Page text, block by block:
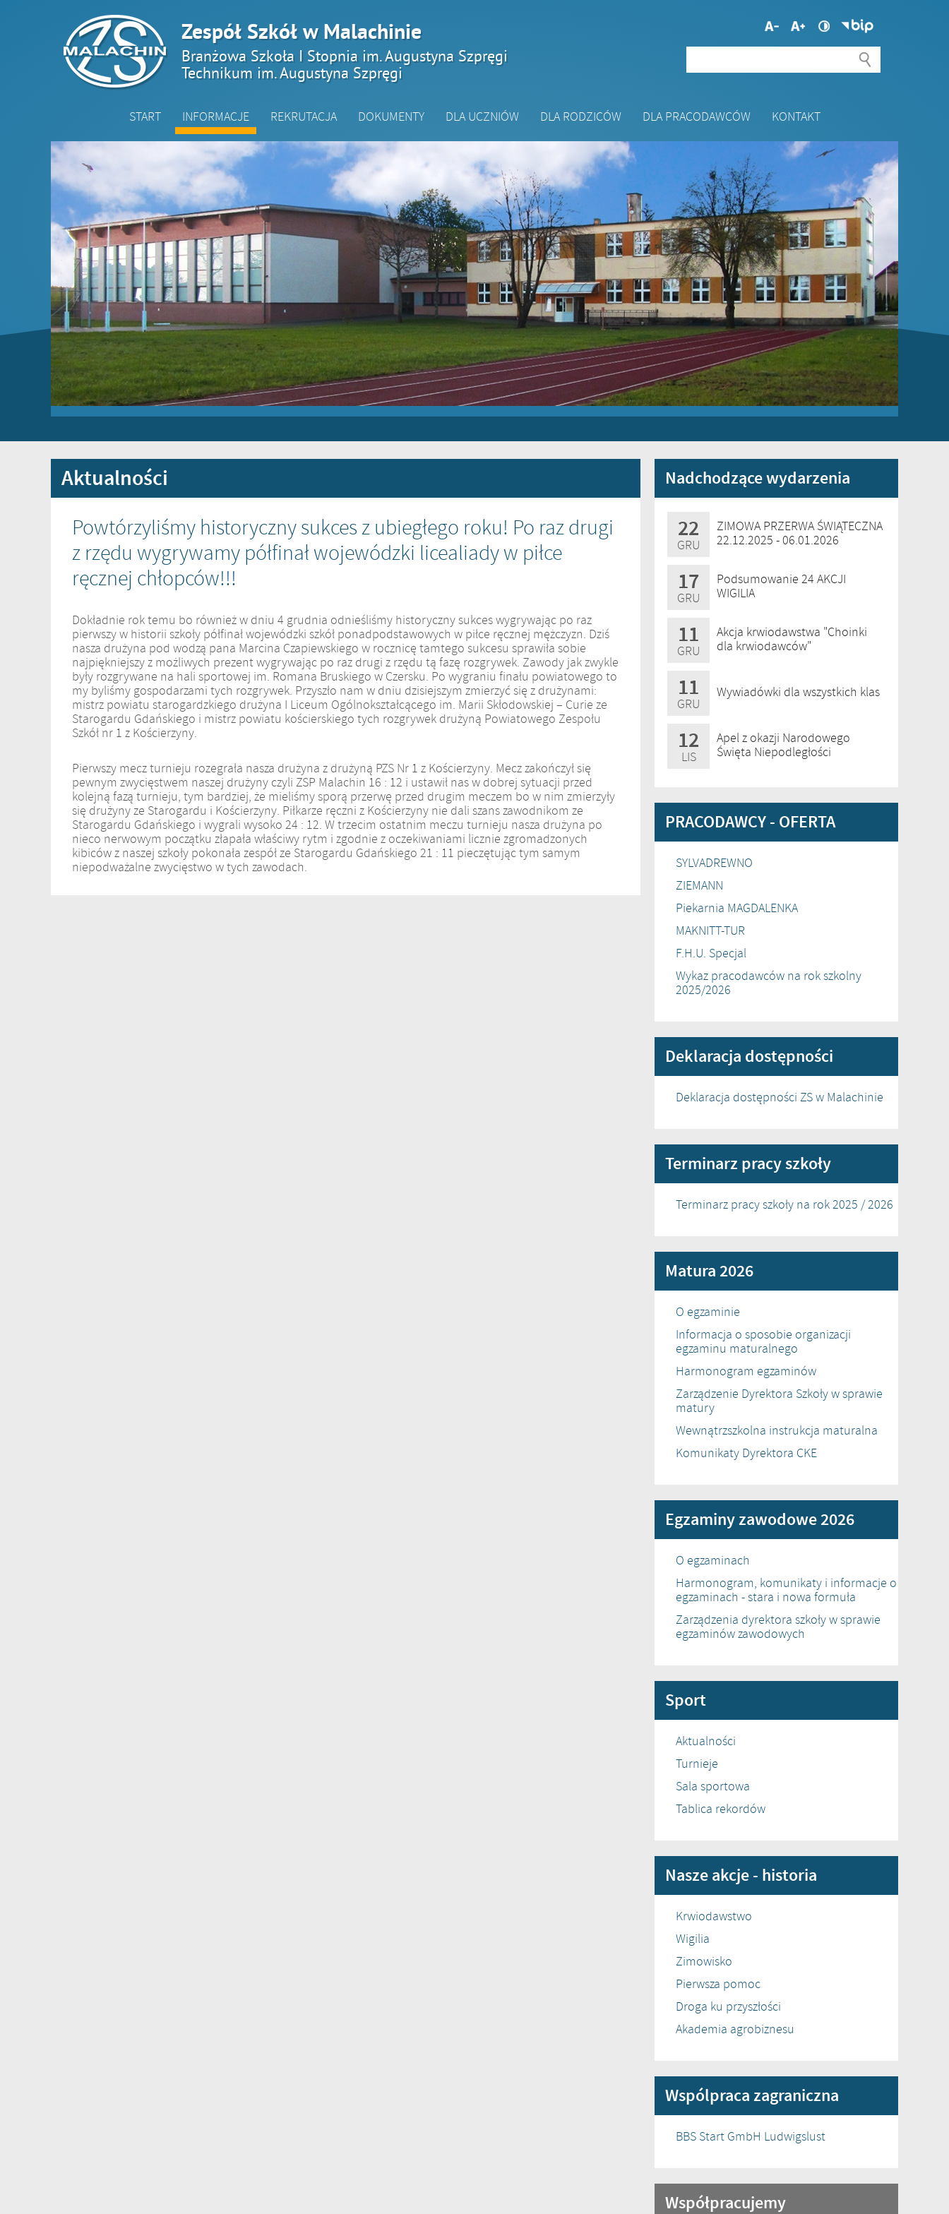
Zespół Szkół w Malachinie
Branżowa Szkoła I Stopnia im. Augustyna Szpręgi
Technikum im. Augustyna Szpręgi
START INFORMACJE REKRUTACJA DOKUMENTY DLA UCZNIÓW DLA RODZICÓW DLA PRACODAWCÓW KONTAKT
Aktualności
Powtórzyliśmy historyczny sukces z ubiegłego roku! Po raz drugi
z rzędu wygrywamy półfinał wojewódzki licealiady w piłce
ręcznej chłopców!!!
Dokładnie rok temu bo również w dniu 4 grudnia odnieśliśmy historyczny sukces wygrywając po raz
pierwszy w historii szkoły półfinał wojewódzki szkół ponadpodstawowych w piłce ręcznej mężczyzn. Dziś
nasza drużyna pod wodzą pana Marcina Czapiewskiego w rocznicę tamtego sukcesu sprawiła sobie
najpiękniejszy z możliwych prezent wygrywając po raz drugi z rzędu tą fazę rozgrywek. Zawody jak zwykle
były rozgrywane na hali sportowej im. Romana Bruskiego w Czersku. Po wygraniu finału powiatowego to
my byliśmy gospodarzami tych rozgrywek. Przyszło nam w dniu dzisiejszym zmierzyć się z drużynami:
mistrz powiatu starogardzkiego drużyna I Liceum Ogólnokształcącego im. Marii Skłodowskiej – Curie ze
Starogardu Gdańskiego i mistrz powiatu kościerskiego tych rozgrywek drużyną Powiatowego Zespołu
Szkół nr 1 z Kościerzyny.
Pierwszy mecz turnieju rozegrała nasza drużyna z drużyną PZS Nr 1 z Kościerzyny. Mecz zakończył się
pewnym zwycięstwem naszej drużyny czyli ZSP Malachin 16 : 12 i ustawił nas w dobrej sytuacji przed
kolejną fazą turnieju, tym bardziej, że mieliśmy sporą przerwę przed drugim meczem bo w nim zmierzyły
się drużyny ze Starogardu i Kościerzyny. Piłkarze ręczni z Kościerzyny nie dali szans zawodnikom ze
Starogardu Gdańskiego i wygrali wysoko 24 : 12. W trzecim ostatnim meczu turnieju nasza drużyna po
nieco nerwowym początku złapała właściwy rytm i zgodnie z oczekiwaniami licznie zgromadzonych
kibiców z naszej szkoły pokonała zespół ze Starogardu Gdańskiego 21 : 11 pieczętując tym samym
niepodważalne zwycięstwo w tych zawodach.
Nadchodzące wydarzenia
22
GRU
ZIMOWA PRZERWA ŚWIĄTECZNA
22.12.2025 - 06.01.2026
17
GRU
Podsumowanie 24 AKCJI
WIGILIA
11
GRU
Akcja krwiodawstwa "Choinki
dla krwiodawców"
11
GRU
Wywiadówki dla wszystkich klas
12
LIS
Apel z okazji Narodowego
Święta Niepodległości
PRACODAWCY - OFERTA
SYLVADREWNO
ZIEMANN
Piekarnia MAGDALENKA
MAKNITT-TUR
F.H.U. Specjal
Wykaz pracodawców na rok szkolny
2025/2026
Deklaracja dostępności
Deklaracja dostępności ZS w Malachinie
Terminarz pracy szkoły
Terminarz pracy szkoły na rok 2025 / 2026
Matura 2026
O egzaminie
Informacja o sposobie organizacji
egzaminu maturalnego
Harmonogram egzaminów
Zarządzenie Dyrektora Szkoły w sprawie
matury
Wewnątrzszkolna instrukcja maturalna
Komunikaty Dyrektora CKE
Egzaminy zawodowe 2026
O egzaminach
Harmonogram, komunikaty i informacje o
egzaminach - stara i nowa formuła
Zarządzenia dyrektora szkoły w sprawie
egzaminów zawodowych
Sport
Aktualności
Turnieje
Sala sportowa
Tablica rekordów
Nasze akcje - historia
Krwiodawstwo
Wigilia
Zimowisko
Pierwsza pomoc
Droga ku przyszłości
Akademia agrobiznesu
Wspólpraca zagraniczna
BBS Start GmbH Ludwigslust
Współpracujemy